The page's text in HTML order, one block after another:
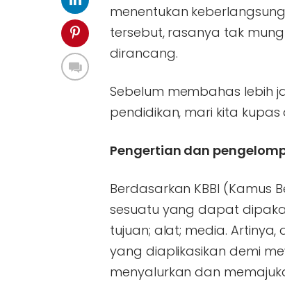
menentukan
tersebut, rasanya tak
dirancang.
Sebelum membahas lebih
pendidikan, mari kita
Pengertian dan
Berdasarkan KBBI (Kamus
sesuatu yang dapat
tujuan; alat; media.
yang diaplikasikan demi
menyalurkan dan